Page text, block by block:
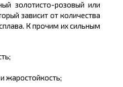
золотисто-розовый или
зависит от количества
К прочим их сильным
жаростойкость;